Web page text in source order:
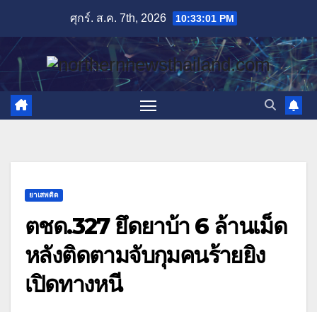
content
ศุกร์. ส.ค. 7th, 2026 10:33:01 PM
ยาเสพติด
ตชด.327 ยึดยาบ้า 6 ล้านเม็ด
หลังติดตามจับกุมคนร้ายยิง
เปิดทางหนี